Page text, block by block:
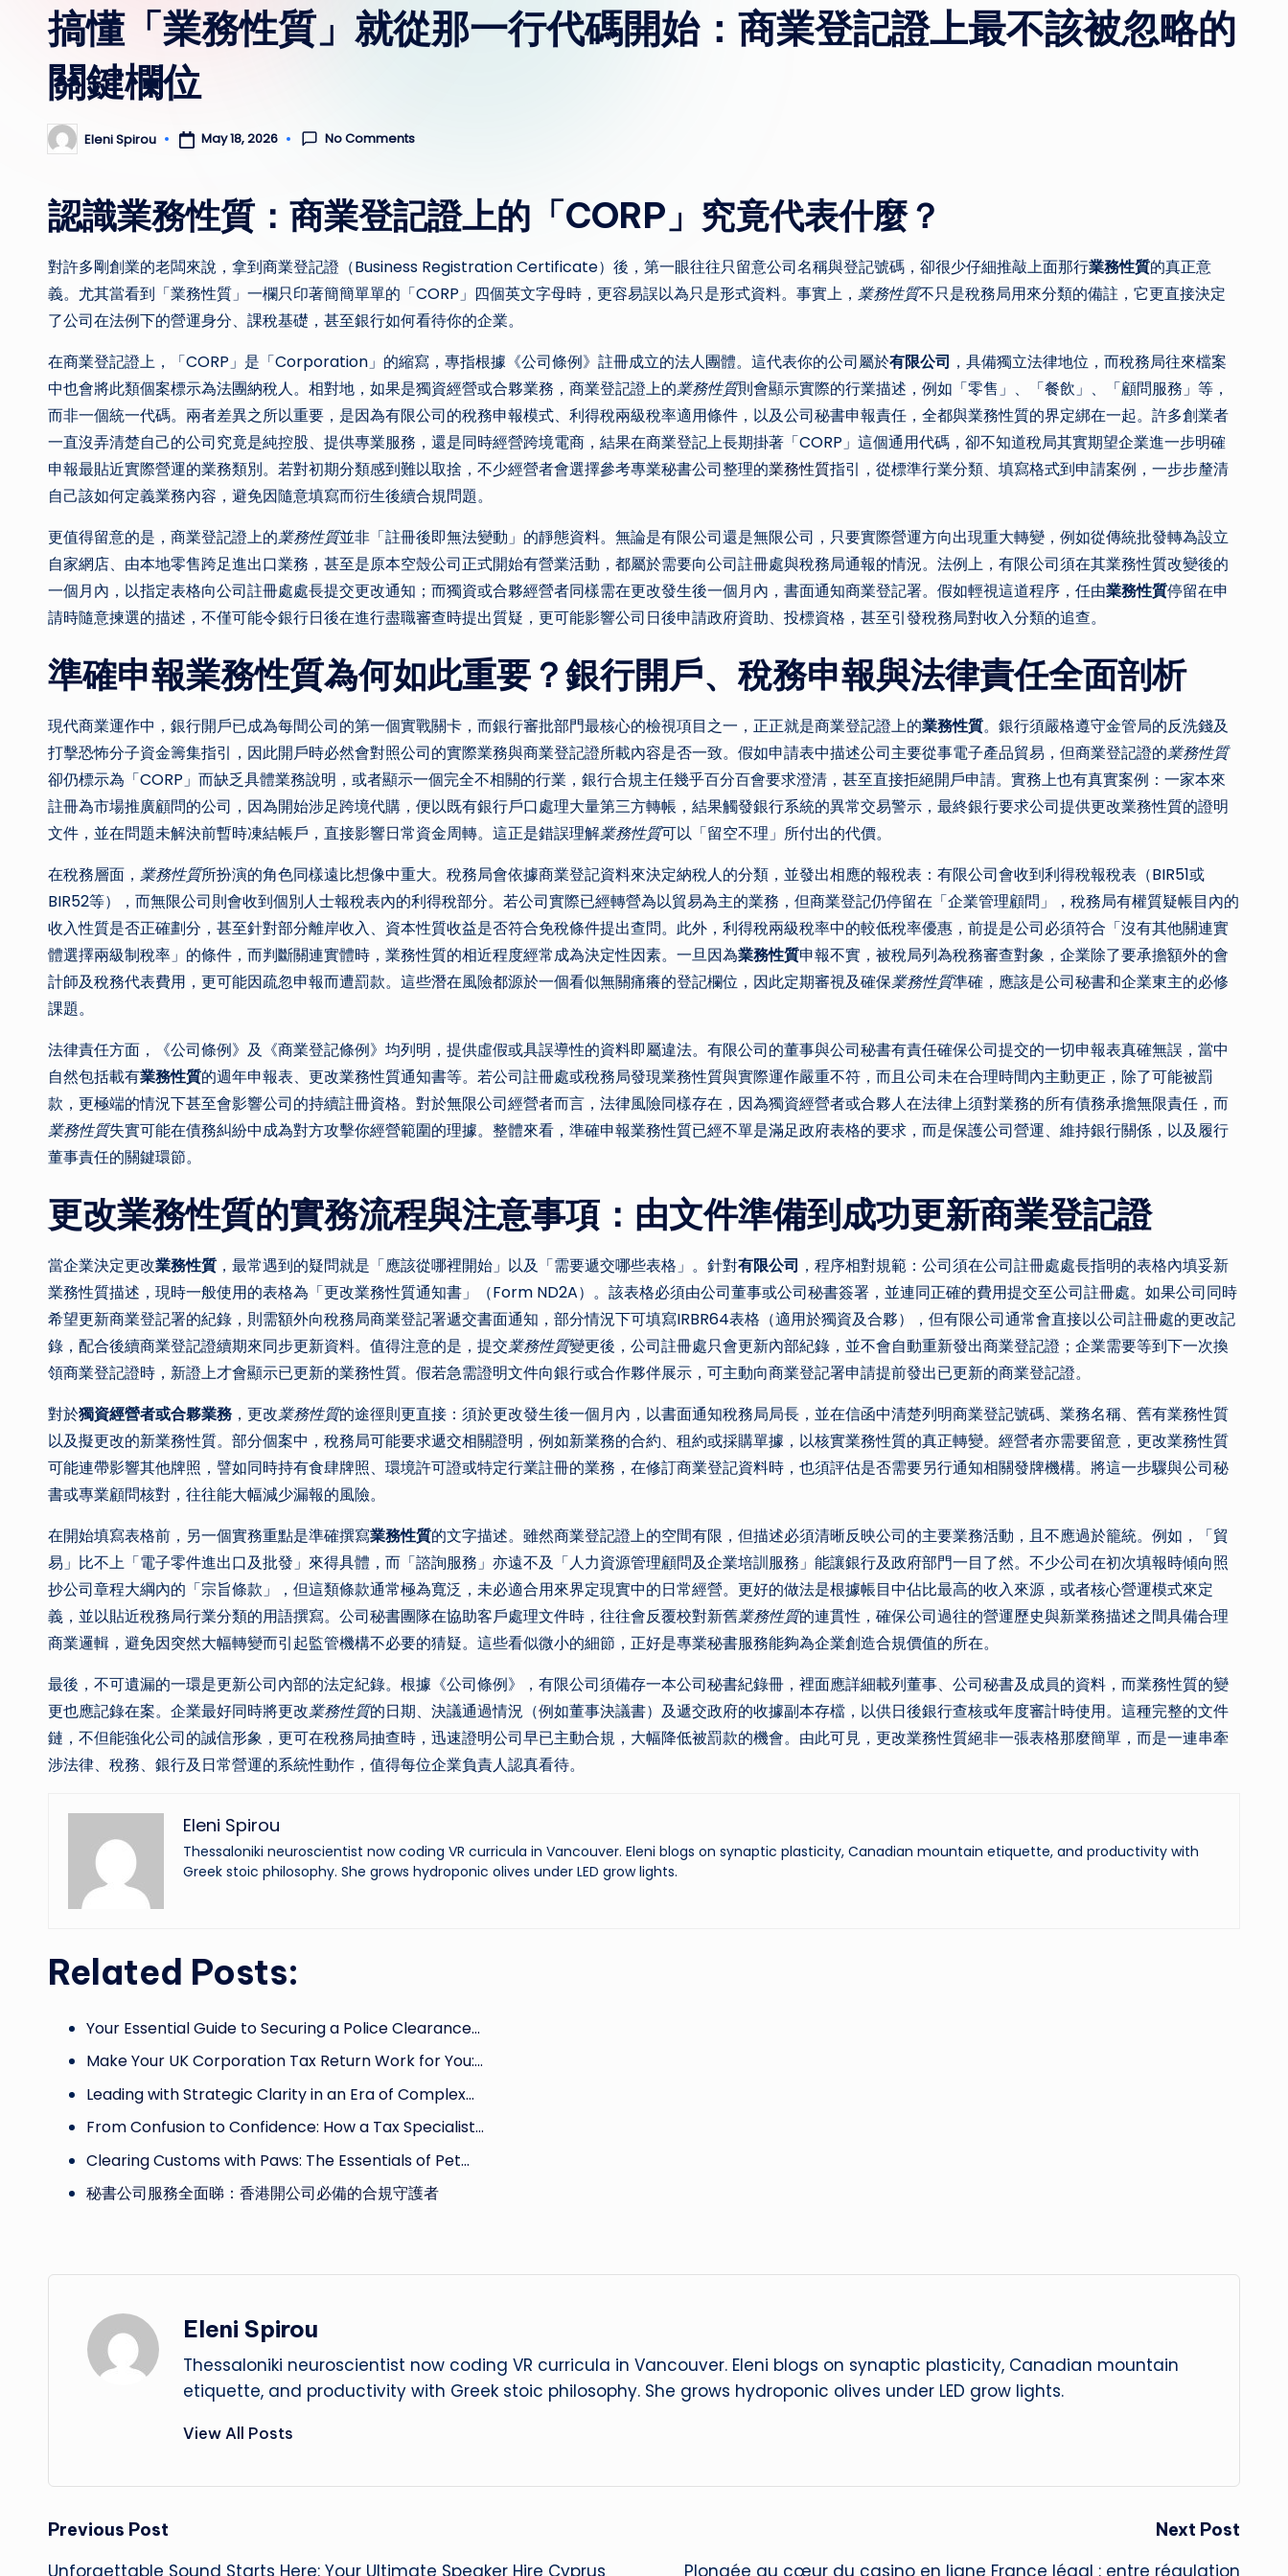
搞懂「業務性質」就從那一行代碼開始：商業登記證上最不該被忽略的
關鍵欄位
Posted
by
Eleni Spirou May 18, 2026 No Comments
認識業務性質：商業登記證上的「CORP」究竟代表什麼？
對許多剛創業的老闆來說，拿到商業登記證（Business Registration Certificate）後，第一眼往往只留意公司名稱與登記號碼，卻很少仔細推敲上面那行業務性質的真正意
義。尤其當看到「業務性質」一欄只印著簡簡單單的「CORP」四個英文字母時，更容易誤以為只是形式資料。事實上， 業務性質不只是稅務局用來分類的備註，它更直接決定
了公司在法例下的營運身分、課稅基礎，甚至銀行如何看待你的企業。
在商業登記證上，「CORP」是「Corporation」的縮寫，專指根據《公司條例》註冊成立的法人團體。這代表你的公司屬於有限公司 ，具備獨立法律地位，而稅務局往來檔案
中也會將此類個案標示為法團納稅人。相對地，如果是獨資經營或合夥業務，商業登記證上的業務性質則會顯示實際的行業描述，例如「零售」、「餐飲」、「顧問服務」等，
而非一個統一代碼。兩者差異之所以重要，是因為有限公司的稅務申報模式、利得稅兩級稅率適用條件，以及公司秘書申報責任，全都與業務性質的界定綁在一起。許多創業者
一直沒弄清楚自己的公司究竟是純控股、提供專業服務，還是同時經營跨境電商，結果在商業登記上長期掛著「CORP」這個通用代碼，卻不知道稅局其實期望企業進一步明確
申報最貼近實際營運的業務類別。若對初期分類感到難以取捨，不少經營者會選擇參考專業秘書公司整理的業務性質指引，從標準行業分類、填寫格式到申請案例，一步步釐清
自己該如何定義業務內容，避免因隨意填寫而衍生後續合規問題。
更值得留意的是，商業登記證上的業務性質並非「註冊後即無法變動」的靜態資料。無論是有限公司還是無限公司，只要實際營運方向出現重大轉變，例如從傳統批發轉為設立
自家網店、由本地零售跨足進出口業務，甚至是原本空殼公司正式開始有營業活動，都屬於需要向公司註冊處與稅務局通報的情況。法例上，有限公司須在其業務性質改變後的
一個月內，以指定表格向公司註冊處處長提交更改通知；而獨資或合夥經營者同樣需在更改發生後一個月內，書面通知商業登記署。假如輕視這道程序，任由業務性質停留在申
請時隨意揀選的描述，不僅可能令銀行日後在進行盡職審查時提出質疑，更可能影響公司日後申請政府資助、投標資格，甚至引發稅務局對收入分類的追查。
準確申報業務性質為何如此重要？銀行開戶、稅務申報與法律責任全面剖析
現代商業運作中，銀行開戶已成為每間公司的第一個實戰關卡，而銀行審批部門最核心的檢視項目之一，正正就是商業登記證上的業務性質。銀行須嚴格遵守金管局的反洗錢及
打擊恐怖分子資金籌集指引，因此開戶時必然會對照公司的實際業務與商業登記證所載內容是否一致。假如申請表中描述公司主要從事電子產品貿易，但商業登記證的業務性質
卻仍標示為「CORP」而缺乏具體業務說明，或者顯示一個完全不相關的行業，銀行合規主任幾乎百分百會要求澄清，甚至直接拒絕開戶申請。實務上也有真實案例：一家本來
註冊為市場推廣顧問的公司，因為開始涉足跨境代購，便以既有銀行戶口處理大量第三方轉帳，結果觸發銀行系統的異常交易警示，最終銀行要求公司提供更改業務性質的證明
文件，並在問題未解決前暫時凍結帳戶，直接影響日常資金周轉。這正是錯誤理解業務性質可以「留空不理」所付出的代價。
在稅務層面， 業務性質所扮演的角色同樣遠比想像中重大。稅務局會依據商業登記資料來決定納稅人的分類，並發出相應的報稅表：有限公司會收到利得稅報稅表（BIR51或
BIR52等），而無限公司則會收到個別人士報稅表內的利得稅部分。若公司實際已經轉營為以貿易為主的業務，但商業登記仍停留在「企業管理顧問」，稅務局有權質疑帳目內的
收入性質是否正確劃分，甚至針對部分離岸收入、資本性質收益是否符合免稅條件提出查問。此外，利得稅兩級稅率中的較低稅率優惠，前提是公司必須符合「沒有其他關連實
體選擇兩級制稅率」的條件，而判斷關連實體時，業務性質的相近程度經常成為決定性因素。一旦因為業務性質申報不實，被稅局列為稅務審查對象，企業除了要承擔額外的會
計師及稅務代表費用，更可能因疏忽申報而遭罰款。這些潛在風險都源於一個看似無關痛癢的登記欄位，因此定期審視及確保業務性質準確，應該是公司秘書和企業東主的必修
課題。
法律責任方面，《公司條例》及《商業登記條例》均列明，提供虛假或具誤導性的資料即屬違法。有限公司的董事與公司秘書有責任確保公司提交的一切申報表真確無誤，當中
自然包括載有業務性質的週年申報表、更改業務性質通知書等。若公司註冊處或稅務局發現業務性質與實際運作嚴重不符，而且公司未在合理時間內主動更正，除了可能被罰
款，更極端的情況下甚至會影響公司的持續註冊資格。對於無限公司經營者而言，法律風險同樣存在，因為獨資經營者或合夥人在法律上須對業務的所有債務承擔無限責任，而
業務性質失實可能在債務糾紛中成為對方攻擊你經營範圍的理據。整體來看，準確申報業務性質已經不單是滿足政府表格的要求，而是保護公司營運、維持銀行關係，以及履行
董事責任的關鍵環節。
更改業務性質的實務流程與注意事項：由文件準備到成功更新商業登記證
當企業決定更改業務性質 ，最常遇到的疑問就是「應該從哪裡開始」以及「需要遞交哪些表格」。針對有限公司 ，程序相對規範：公司須在公司註冊處處長指明的表格內填妥新
業務性質描述，現時一般使用的表格為「更改業務性質通知書」（Form ND2A）。該表格必須由公司董事或公司秘書簽署，並連同正確的費用提交至公司註冊處。如果公司同時
希望更新商業登記署的紀錄，則需額外向稅務局商業登記署遞交書面通知，部分情況下可填寫IRBR64表格（適用於獨資及合夥），但有限公司通常會直接以公司註冊處的更改記
錄，配合後續商業登記證續期來同步更新資料。值得注意的是，提交業務性質變更後，公司註冊處只會更新內部紀錄，並不會自動重新發出商業登記證；企業需要等到下一次換
領商業登記證時，新證上才會顯示已更新的業務性質。假若急需證明文件向銀行或合作夥伴展示，可主動向商業登記署申請提前發出已更新的商業登記證。
對於獨資經營者或合夥業務 ，更改業務性質的途徑則更直接：須於更改發生後一個月內，以書面通知稅務局局長，並在信函中清楚列明商業登記號碼、業務名稱、舊有業務性質
以及擬更改的新業務性質。部分個案中，稅務局可能要求遞交相關證明，例如新業務的合約、租約或採購單據，以核實業務性質的真正轉變。經營者亦需要留意，更改業務性質
可能連帶影響其他牌照，譬如同時持有食肆牌照、環境許可證或特定行業註冊的業務，在修訂商業登記資料時，也須評估是否需要另行通知相關發牌機構。將這一步驟與公司秘
書或專業顧問核對，往往能大幅減少漏報的風險。
在開始填寫表格前，另一個實務重點是準確撰寫業務性質的文字描述。雖然商業登記證上的空間有限，但描述必須清晰反映公司的主要業務活動，且不應過於籠統。例如，「貿
易」比不上「電子零件進出口及批發」來得具體，而「諮詢服務」亦遠不及「人力資源管理顧問及企業培訓服務」能讓銀行及政府部門一目了然。不少公司在初次填報時傾向照
抄公司章程大綱內的「宗旨條款」，但這類條款通常極為寬泛，未必適合用來界定現實中的日常經營。更好的做法是根據帳目中佔比最高的收入來源，或者核心營運模式來定
義，並以貼近稅務局行業分類的用語撰寫。公司秘書團隊在協助客戶處理文件時，往往會反覆校對新舊業務性質的連貫性，確保公司過往的營運歷史與新業務描述之間具備合理
商業邏輯，避免因突然大幅轉變而引起監管機構不必要的猜疑。這些看似微小的細節，正好是專業秘書服務能夠為企業創造合規價值的所在。
最後，不可遺漏的一環是更新公司內部的法定紀錄。根據《公司條例》，有限公司須備存一本公司秘書紀錄冊，裡面應詳細載列董事、公司秘書及成員的資料，而業務性質的變
更也應記錄在案。企業最好同時將更改業務性質的日期、決議通過情況（例如董事決議書）及遞交政府的收據副本存檔，以供日後銀行查核或年度審計時使用。這種完整的文件
鏈，不但能強化公司的誠信形象，更可在稅務局抽查時，迅速證明公司早已主動合規，大幅降低被罰款的機會。由此可見，更改業務性質絕非一張表格那麼簡單，而是一連串牽
涉法律、稅務、銀行及日常營運的系統性動作，值得每位企業負責人認真看待。
Eleni Spirou
Thessaloniki neuroscientist now coding VR curricula in Vancouver. Eleni blogs on synaptic plasticity, Canadian mountain etiquette, and productivity with
Greek stoic philosophy. She grows hydroponic olives under LED grow lights.
Related Posts:
Your Essential Guide to Securing a Police Clearance…
Make Your UK Corporation Tax Return Work for You:…
Leading with Strategic Clarity in an Era of Complex…
From Confusion to Confidence: How a Tax Specialist…
Clearing Customs with Paws: The Essentials of Pet…
秘書公司服務全面睇：香港開公司必備的合規守護者
Eleni Spirou
Thessaloniki neuroscientist now coding VR curricula in Vancouver. Eleni blogs on synaptic plasticity, Canadian mountain
etiquette, and productivity with Greek stoic philosophy. She grows hydroponic olives under LED grow lights.
View All Posts
Post
Previous Post
Unforgettable Sound Starts Here: Your Ultimate Speaker Hire Cyprus
Next Post
Plongée au cœur du casino en ligne France légal : entre régulation